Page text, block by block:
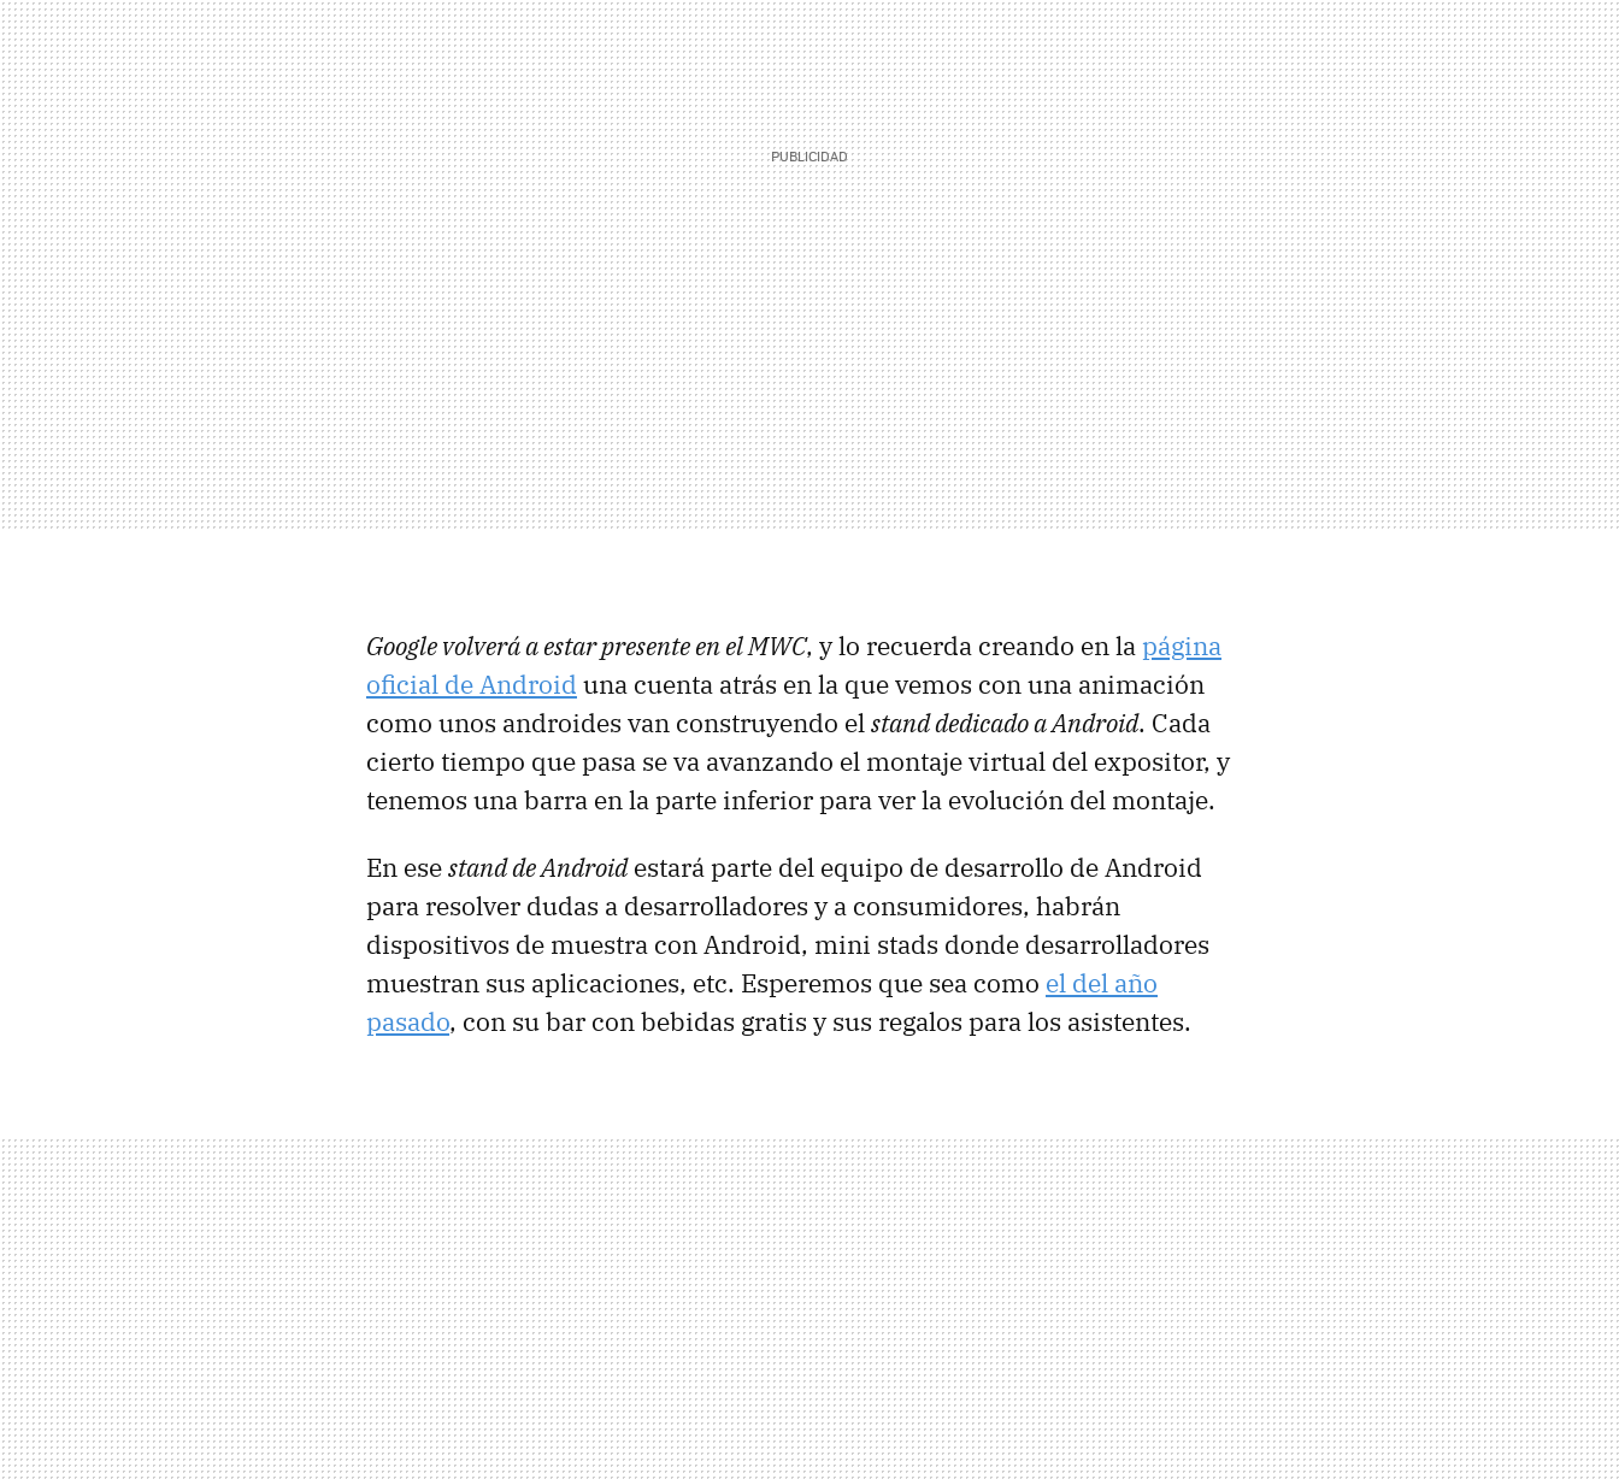
Google volverá a estar presente en el MWC, y lo recuerda creando en lapágina
oficial de Android una cuenta atrás en la que vemos con una animación
como unos androides van construyendo elstand dedicado a Android. Cada
cierto tiempo que pasa se va avanzando el montaje virtual del expositor, y
tenemos una barra en la parte inferior para ver la evolución del montaje.
En esestand de Androidestará parte del equipo de desarrollo de Android
para resolver dudas a desarrolladores y a consumidores, habrán
dispositivos de muestra con Android, mini stads donde desarrolladores
muestran sus aplicaciones, etc. Esperemos que sea como el del año
pasado, con su bar con bebidas gratis y sus regalos para los asistentes.